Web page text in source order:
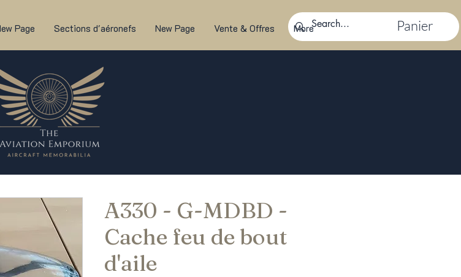
Page Sections d'aéronefs New Page Vente & Offres More Panier
A330 - G-MDBD -
Cache feu de bout
d'aile